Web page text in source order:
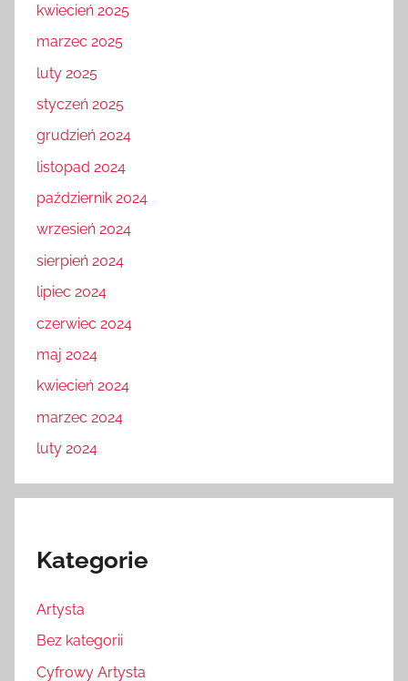
kwiecień 2025
marzec 2025
luty 2025
styczeń 2025
grudzień 2024
listopad 2024
październik 2024
wrzesień 2024
sierpień 2024
lipiec 2024
czerwiec 2024
maj 2024
kwiecień 2024
marzec 2024
luty 2024
Kategorie
Artysta
Bez kategorii
Cyfrowy Artysta